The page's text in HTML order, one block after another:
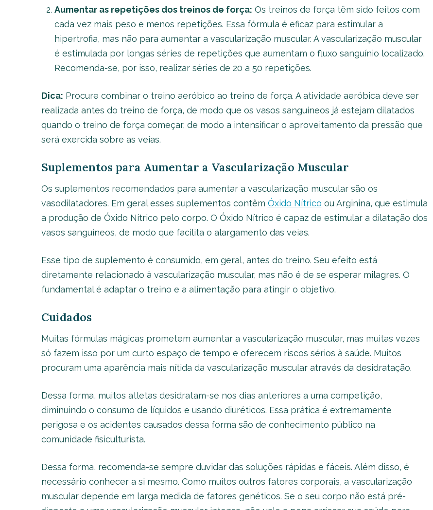
Aumentar as repetições dos treinos de força: Os treinos de força têm sido feitos com
cada vez mais peso e menos repetições. Essa fórmula é eficaz para estimular a
hipertrofia, mas não para aumentar a vascularização muscular. A vascularização muscular
é estimulada por longas séries de repetições que aumentam o fluxo sanguínio localizado.
Recomenda-se, por isso, realizar séries de 20 a 50 repetições.
Dica: Procure combinar o treino aeróbico ao treino de força. A atividade aeróbica deve ser
realizada antes do treino de força, de modo que os vasos sanguíneos já estejam dilatados
quando o treino de força começar, de modo a intensificar o aproveitamento da pressão que
será exercida sobre as veias.
Suplementos para Aumentar a Vascularização Muscular
Os suplementos recomendados para aumentar a vascularização muscular são os
vasodilatadores. Em geral esses suplementos contêm Óxido Nítrico ou Arginina, que estimula
a produção de Óxido Nítrico pelo corpo. O Óxido Nítrico é capaz de estimular a dilatação dos
vasos sanguíneos, de modo que facilita o alargamento das veias.
Esse tipo de suplemento é consumido, em geral, antes do treino. Seu efeito está
diretamente relacionado à vascularização muscular, mas não é de se esperar milagres. O
fundamental é adaptar o treino e a alimentação para atingir o objetivo.
Cuidados
Muitas fórmulas mágicas prometem aumentar a vascularização muscular, mas muitas vezes
só fazem isso por um curto espaço de tempo e oferecem riscos sérios à saúde. Muitos
procuram uma aparência mais nítida da vascularização muscular através da desidratação.
Dessa forma, muitos atletas desidratam-se nos dias anteriores a uma competição,
diminuindo o consumo de líquidos e usando diuréticos. Essa prática é extremamente
perigosa e os acidentes causados dessa forma são de conhecimento público na
comunidade fisiculturista.
Dessa forma, recomenda-se sempre duvidar das soluções rápidas e fáceis. Além disso, é
necessário conhecer a si mesmo. Como muitos outros fatores corporais, a vascularização
muscular depende em larga medida de fatores genéticos. Se o seu corpo não está pré-